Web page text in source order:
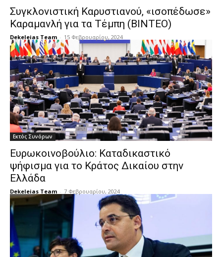
Συγκλονιστική Καρυστιανού, «ισοπέδωσε»
Καραμανλή για τα Τέμπη (ΒΙΝΤΕΟ)
Dekeleias Team - 15 Φεβρουαρίου, 2024
Εκτός Συνόρων
Ευρωκοινοβούλιο: Καταδικαστικό
ψήφισμα για το Κράτος Δικαίου στην
Ελλάδα
Dekeleias Team - 7 Φεβρουαρίου, 2024